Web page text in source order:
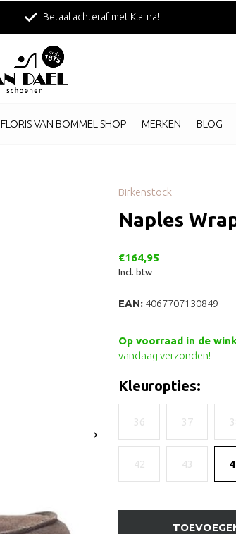
FLORIS VAN BOMMEL SHOP MERKEN BLOG
Betaal achteraf met Klarna!
Birkenstock
Naples
€164,95
Incl. btw
EAN: 4067707130849
Op voorraad in de
vandaag verzonden!
Kleuropties:
36 37
42 43